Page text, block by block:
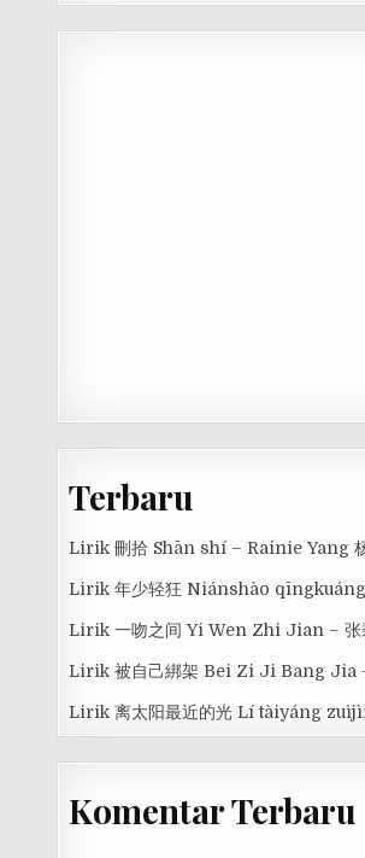
Terbaru
Lirik 刪拾 Shān shí – Rainie Yang
Lirik 年少轻狂 Niánshào
Lirik 一吻之间 Yi Wen Zhi Jian –
Lirik 被自己綁架 Bei Zi Ji Bang Jia
Lirik 离太阳最近的光 Lí tàiyáng
Komentar Terbaru